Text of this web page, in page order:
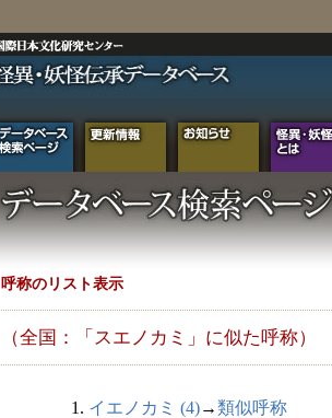
呼称のリスト表示
（全国：「スエノカミ」に似た呼称）
1. イエノカミ (4)→類似呼称